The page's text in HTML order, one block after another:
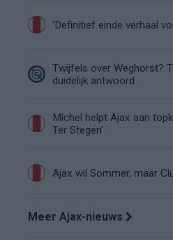
‘Definitief einde verhaal
Twijfels over Weghorst?
duidelijk antwoord
Míchel helpt Ajax aan
Ter Stegen’
Ajax wil Sommer, maar
Meer Ajax-nieuws